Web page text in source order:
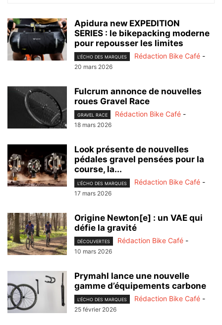
Apidura new EXPEDITION
SERIES : le bikepacking moderne
pour repousser les limites
L'ÉCHO DES MARQUES Rédaction Bike Café -
20 mars 2026
Fulcrum annonce de nouvelles
roues Gravel Race
GRAVEL RACE Rédaction Bike Café -
18 mars 2026
Look présente de nouvelles
pédales gravel pensées pour la
course, la...
L'ÉCHO DES MARQUES Rédaction Bike Café -
17 mars 2026
Origine Newton[e] : un VAE qui
défie la gravité
DÉCOUVERTES Rédaction Bike Café -
10 mars 2026
Prymahl lance une nouvelle
gamme d’équipements carbone
L'ÉCHO DES MARQUES Rédaction Bike Café -
25 février 2026